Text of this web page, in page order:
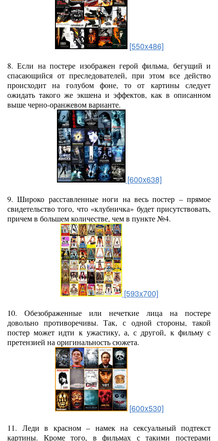
[550x486]
8. Если на постере изображен герой фильма, бегущий и
спасающийся от преследователей, при этом все действо
происходит на голубом фоне, то от картины следует
ожидать такого же экшена и эффектов, как в описанном
выше черно-оранжевом варианте.
[600x638]
9. Широко расставленные ноги на весь постер – прямое
свидетельство того, что «клубничка» будет присутствовать,
причем в большем количестве, чем в пункте №4.
[593x700]
10. Обезображенные или нечеткие лица на постере
довольно противоречивы. Так, с одной стороны, такой
постер может идти к ужастику, а, с другой, к фильму с
претензией на оригинальность сюжета.
[600x530]
11. Леди в красном – намек на сексуальный подтекст
картины. Кроме того, в фильмах с такими постерами